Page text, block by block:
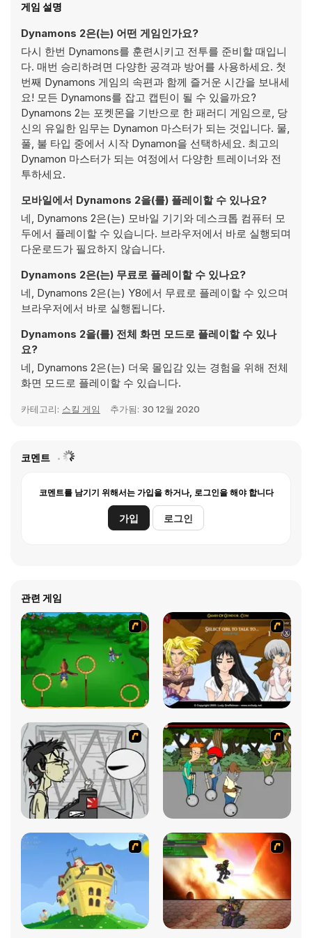
게임 설명
Dynamons 2은(는) 어떤 게임인가요?
다시 한번 Dynamons를 훈련시키고 전투를 준비할 때입니
다. 매번 승리하려면 다양한 공격과 방어를 사용하세요. 첫
번째 Dynamons 게임의 속편과 함께 즐거운 시간을 보내세
요! 모든 Dynamons를 잡고 캡틴이 될 수 있을까요?
Dynamons 2는 포켓몬을 기반으로 한 패러디 게임으로, 당
신의 유일한 임무는 Dynamon 마스터가 되는 것입니다. 물,
풀, 불 타입 중에서 시작 Dynamon을 선택하세요. 최고의
Dynamon 마스터가 되는 여정에서 다양한 트레이너와 전
투하세요.
모바일에서 Dynamons 2을(를) 플레이할 수 있나요?
네, Dynamons 2은(는) 모바일 기기와 데스크톱 컴퓨터 모
두에서 플레이할 수 있습니다. 브라우저에서 바로 실행되며
다운로드가 필요하지 않습니다.
Dynamons 2은(는) 무료로 플레이할 수 있나요?
네, Dynamons 2은(는) Y8에서 무료로 플레이할 수 있으며
브라우저에서 바로 실행됩니다.
Dynamons 2을(를) 전체 화면 모드로 플레이할 수 있나
요?
네, Dynamons 2은(는) 더욱 몰입감 있는 경험을 위해 전체
화면 모드로 플레이할 수 있습니다.
카테고리: 스킬 게임 추가됨: 30 12월 2020
코멘트
코멘트를 남기기 위해서는 가입을 하거나, 로그인을 해야 합니다
가입 로그인
관련 게임